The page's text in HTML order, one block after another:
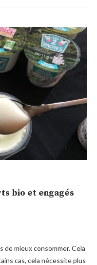
bio et engagés
de mieux consommer. Cela
cas, cela nécessite plus